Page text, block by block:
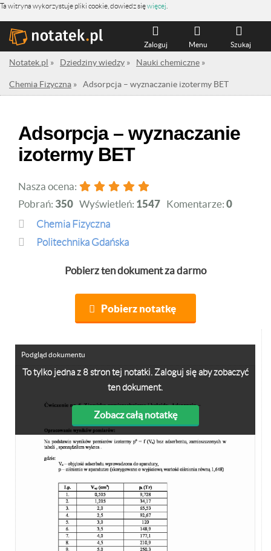
Ta witryna wykorzystuje pliki cookie, dowiedz sięwięcej
Szukaj
Menu
Zaloguj
Notatek.pl » Dziedziny wiedzy » Nauki chemiczne »
Chemia Fizyczna » Adsorpcja – wyznaczanie izotermy BET
Adsorpcja – wyznaczanie
izotermy BET
Nasza ocena:
Pobrań: 350 Wyświetleń: 1547 Komentarze: 0
Chemia Fizyczna
Politechnika Gdańska
Pobierz ten dokument za darmo
Pobierz notatkę
To tylko jedna z 8 stron tej notatki. Zaloguj się aby zobaczyć
ten dokument.
Zobacz całą notatkę
Podgląd dokumentu